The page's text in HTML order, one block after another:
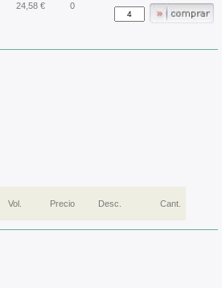
24,58 € 0
Vol. Precio Desc. Cant.